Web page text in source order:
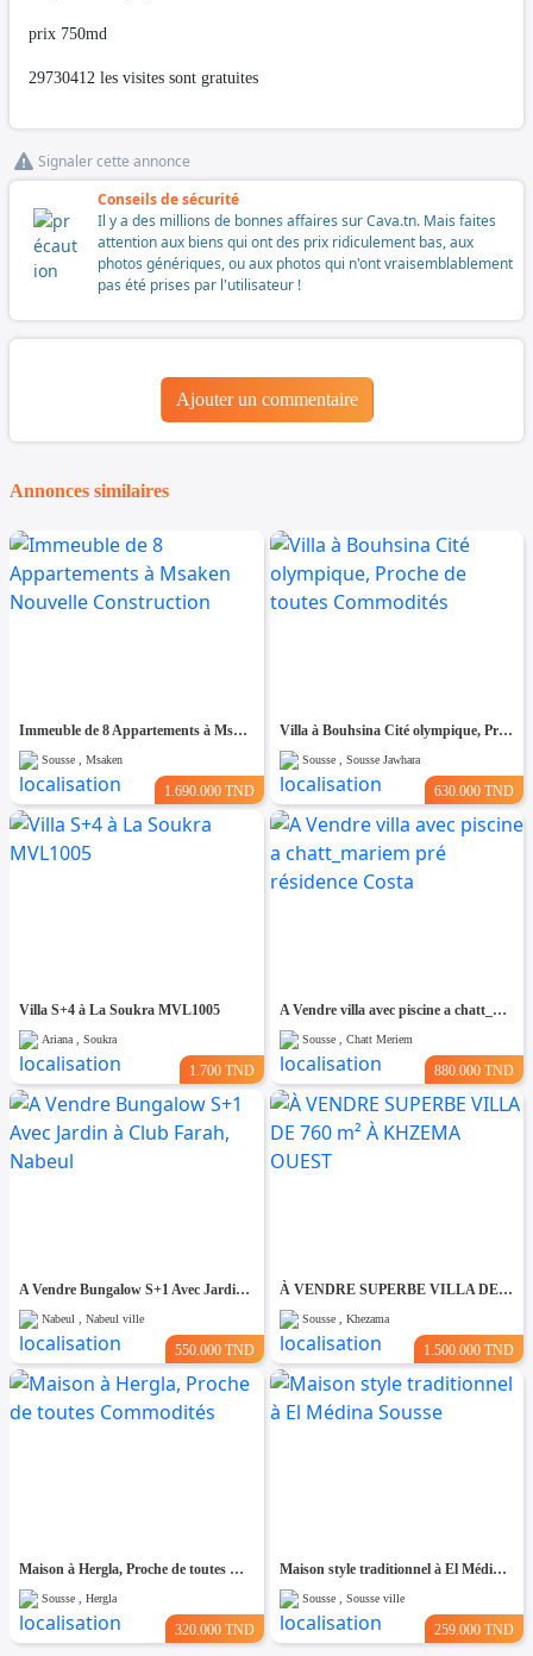
prix 750md
29730412 les visites sont gratuites
Signaler cette annonce
Conseils de sécurité
Il y a des millions de bonnes affaires sur Cava.tn. Mais faites
attention aux biens qui ont des prix ridiculement bas, aux
photos génériques, ou aux photos qui n'ont vraisemblablement
pas été prises par l'utilisateur !
Ajouter un commentaire
Annonces similaires
Immeuble de 8 Appartements à Msaken Nouvelle Construction
Sousse , Msaken
1.690.000 TND
Villa à Bouhsina Cité olympique, Proche de toutes Commodités
Sousse , Sousse Jawhara
630.000 TND
Villa S+4 à La Soukra MVL1005
Ariana , Soukra
1.700 TND
A Vendre villa avec piscine a chatt_mariem pré résidence Costa
Sousse , Chatt Meriem
880.000 TND
A Vendre Bungalow S+1 Avec Jardin à Club Farah, Nabeul
Nabeul , Nabeul ville
550.000 TND
À VENDRE SUPERBE VILLA DE 760 m² À KHZEMA OUEST
Sousse , Khezama
1.500.000 TND
Maison à Hergla, Proche de toutes Commodités
Sousse , Hergla
320.000 TND
Maison style traditionnel à El Médina Sousse
Sousse , Sousse ville
259.000 TND